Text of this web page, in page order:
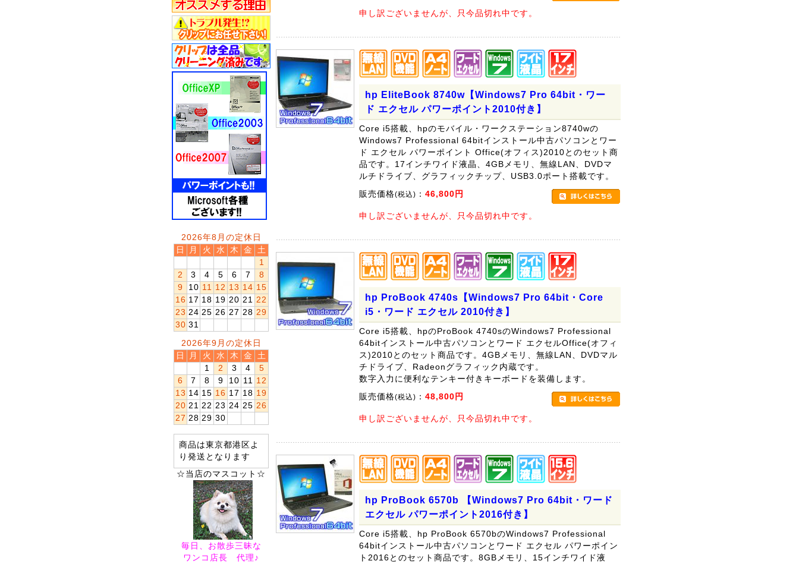
2026年8月の定休日
日
月 火 水 木 金
土
1
2
3 4 5 6 7
8
9
10 11 12 13 14 15
16 17 18 19 20 21 22
23 24 25 26 27 28 29
30 31
2026年9月の定休日
日
月 火 水 木 金
土
1
2 3 4
5
6
7 8 9 10 11 12
13 14 15 16 17 18 19
20 21 22 23 24 25 26
27 28 29 30
商品は東京都港区よ
り発送となります
☆当店のマスコット☆
毎日、お散歩三昧な
ワンコ店長 代理♪
申し訳ございませんが、只今品切れ中です。
hp EliteBook 8740w【Windows7 Pro 64bit・ワー
ド エクセル パワーポイント2010付き】
Core i5搭載、hpのモバイル・ワークステーション8740wの
Windows7 Professional 64bitインストール中古パソコンとワー
ド エクセル パワーポイント Office(オフィス)2010とのセット商
品です。17インチワイド液晶、4GBメモリ、無線LAN、DVDマ
ルチドライブ、グラフィックチップ、USB3.0ポート搭載です。
販売価格(税込) ： 46,800円
申し訳ございませんが、只今品切れ中です。
hp ProBook 4740s【Windows7 Pro 64bit・Core
i5・ワード エクセル 2010付き】
Core i5搭載、hpのProBook 4740sのWindows7 Professional
64bitインストール中古パソコンとワード エクセルOffice(オフィ
ス)2010とのセット商品です。4GBメモリ、無線LAN、DVDマル
チドライブ、Radeonグラフィック内蔵です。
数字入力に便利なテンキー付きキーボードを装備します。
販売価格(税込) ： 48,800円
申し訳ございませんが、只今品切れ中です。
hp ProBook 6570b 【Windows7 Pro 64bit・ワード
エクセル パワーポイント2016付き】
Core i5搭載、hp ProBook 6570bのWindows7 Professional
64bitインストール中古パソコンとワード エクセル パワーポイン
ト2016とのセット商品です。8GBメモリ、15インチワイド液